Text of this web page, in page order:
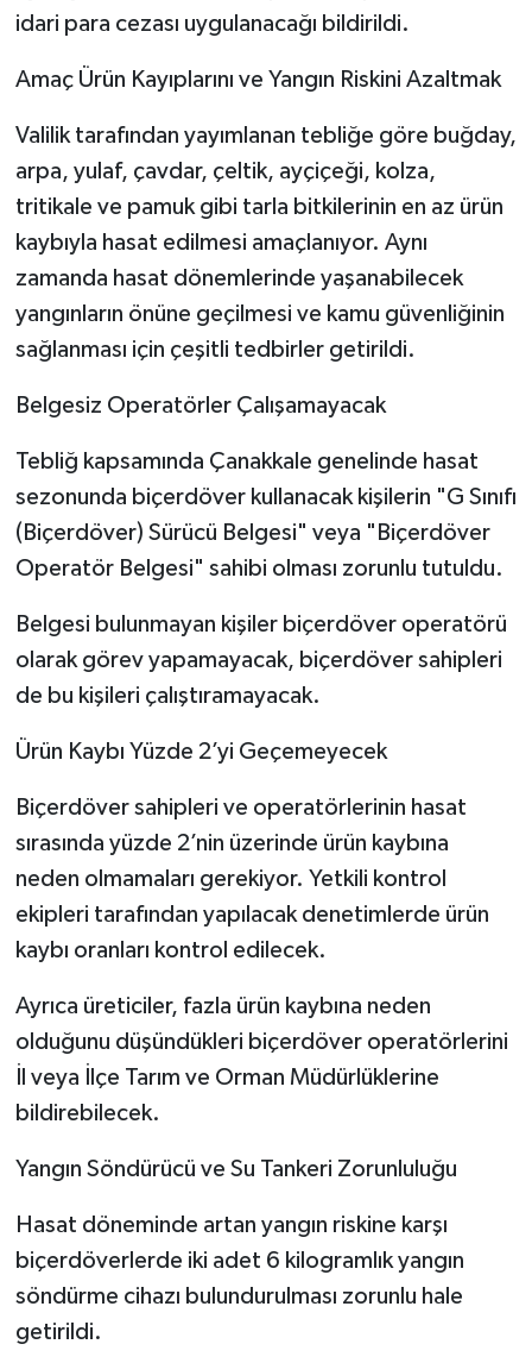
idari para cezası uygulanacağı bildirildi.
Amaç Ürün Kayıplarını ve Yangın Riskini Azaltmak
Valilik tarafından yayımlanan tebliğe göre buğday,
arpa, yulaf, çavdar, çeltik, ayçiçeği, kolza,
tritikale ve pamuk gibi tarla bitkilerinin en az ürün
kaybıyla hasat edilmesi amaçlanıyor. Aynı
zamanda hasat dönemlerinde yaşanabilecek
yangınların önüne geçilmesi ve kamu güvenliğinin
sağlanması için çeşitli tedbirler getirildi.
Belgesiz Operatörler Çalışamayacak
Tebliğ kapsamında Çanakkale genelinde hasat
sezonunda biçerdöver kullanacak kişilerin "G Sınıfı
(Biçerdöver) Sürücü Belgesi" veya "Biçerdöver
Operatör Belgesi" sahibi olması zorunlu tutuldu.
Belgesi bulunmayan kişiler biçerdöver operatörü
olarak görev yapamayacak, biçerdöver sahipleri
de bu kişileri çalıştıramayacak.
Ürün Kaybı Yüzde 2’yi Geçemeyecek
Biçerdöver sahipleri ve operatörlerinin hasat
sırasında yüzde 2’nin üzerinde ürün kaybına
neden olmamaları gerekiyor. Yetkili kontrol
ekipleri tarafından yapılacak denetimlerde ürün
kaybı oranları kontrol edilecek.
Ayrıca üreticiler, fazla ürün kaybına neden
olduğunu düşündükleri biçerdöver operatörlerini
İl veya İlçe Tarım ve Orman Müdürlüklerine
bildirebilecek.
Yangın Söndürücü ve Su Tankeri Zorunluluğu
Hasat döneminde artan yangın riskine karşı
biçerdöverlerde iki adet 6 kilogramlık yangın
söndürme cihazı bulundurulması zorunlu hale
getirildi.